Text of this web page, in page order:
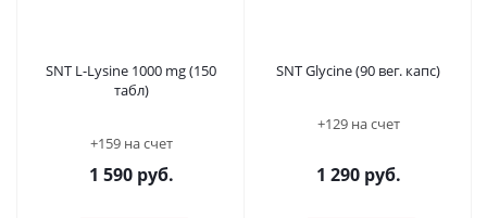
SNT L-Lysine 1000 mg (150
табл)
+159 на счет
1 590руб.
SNT Glycine (90 вег. капс)
+129 на счет
1 290руб.